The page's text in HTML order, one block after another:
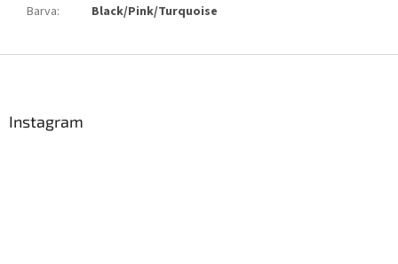
Barva: Black/Pink/Turquoise
Instagram